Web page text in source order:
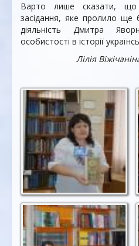
Варто лише сказати,
засідання, яке пролило ще
діяльність Дмитра
особистості в історії
Лілія